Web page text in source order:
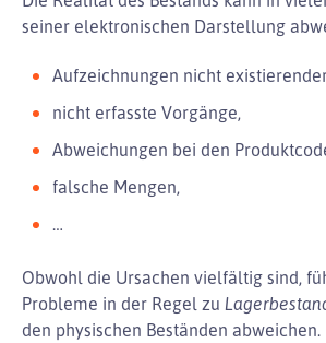
seiner elektronischen Darstellung
Aufzeichnungen nicht
nicht erfasste Vorgänge,
Abweichungen bei den
falsche Mengen,
…
Obwohl die Ursachen vielfältig sind,
Probleme in der Regel zu
den physischen Beständen abweichen.